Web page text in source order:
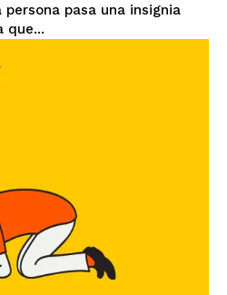
pasa una insignia
que...